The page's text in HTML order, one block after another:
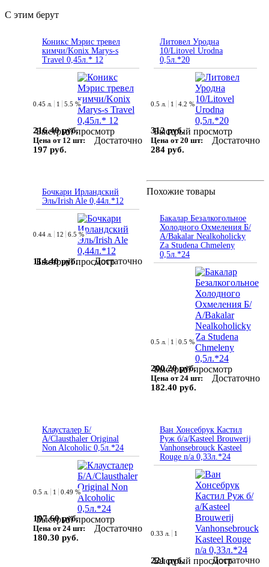
С этим берут
Коникс Мэрис тревел
кимчи/Konix Marys-s
Travel 0,45л.* 12
Быстрый просмотр
0.45 л. 1 5.5 %
216.40 руб.
Цена от 12 шт:
197 руб.
Достаточно
Литовел Уродна
10/Litovel Urodna
0,5л.*20
Быстрый просмотр
0.5 л. 1 4.2 %
312 руб.
Цена от 20 шт:
284 руб.
Достаточно
Бочкари Ирландский
Эль/Irish Ale 0,44л.*12
Быстрый просмотр
0.44 л. 12 6.5 %
114.40 руб. Достаточно
Похожие товары
Бакалар Безалкогольное
Холодного Охмеления Б/
А/Bakalar Nealkoholicky
Za Studena Chmeleny
0,5л.*24
Быстрый просмотр
0.5 л. 1 0.5 %
200.20 руб.
Цена от 24 шт:
182.40 руб.
Достаточно
Клаусталер Б/
А/Clausthaler Original
Non Alcoholic 0,5л.*24
Быстрый просмотр
0.5 л. 1 0.49 %
197.60 руб.
Цена от 24 шт:
180.30 руб.
Достаточно
Ван Хонсебрук Кастил
Руж б/а/Kasteel Brouwerij
Vanhonsebrouck Kasteel
Rouge n/a 0,33л.*24
Быстрый просмотр
0.33 л. 1
221 руб. Достаточно